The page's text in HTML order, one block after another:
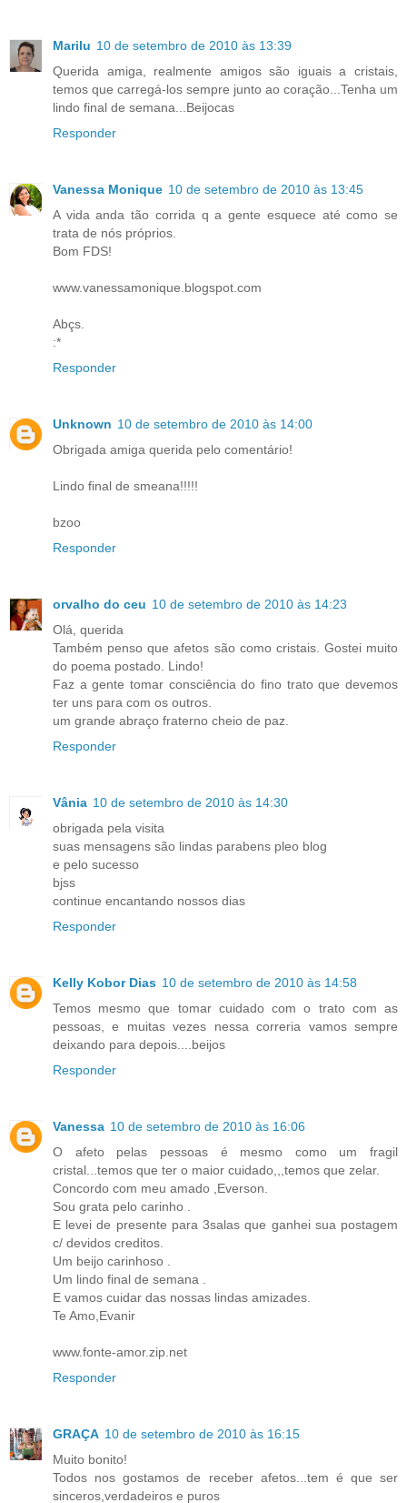
Marilu 10 de setembro de 2010 às 13:39
Querida amiga, realmente amigos são iguais a cristais,
temos que carregá-los sempre junto ao coração...Tenha um
lindo final de semana...Beijocas
Responder
Vanessa Monique 10 de setembro de 2010 às 13:45
A vida anda tão corrida q a gente esquece até como se
trata de nós próprios.
Bom FDS!
www.vanessamonique.blogspot.com
Abçs.
:*
Responder
Unknown 10 de setembro de 2010 às 14:00
Obrigada amiga querida pelo comentário!
Lindo final de smeana!!!!!
bzoo
Responder
orvalho do ceu 10 de setembro de 2010 às 14:23
Olá, querida
Também penso que afetos são como cristais. Gostei muito
do poema postado. Lindo!
Faz a gente tomar consciência do fino trato que devemos
ter uns para com os outros.
um grande abraço fraterno cheio de paz.
Responder
Vânia 10 de setembro de 2010 às 14:30
obrigada pela visita
suas mensagens são lindas parabens pleo blog
e pelo sucesso
bjss
continue encantando nossos dias
Responder
Kelly Kobor Dias 10 de setembro de 2010 às 14:58
Temos mesmo que tomar cuidado com o trato com as
pessoas, e muitas vezes nessa correria vamos sempre
deixando para depois....beijos
Responder
Vanessa 10 de setembro de 2010 às 16:06
O afeto pelas pessoas é mesmo como um fragil
cristal...temos que ter o maior cuidado,,,temos que zelar.
Concordo com meu amado ,Everson.
Sou grata pelo carinho .
E levei de presente para 3salas que ganhei sua postagem
c/ devidos creditos.
Um beijo carinhoso .
Um lindo final de semana .
E vamos cuidar das nossas lindas amizades.
Te Amo,Evanir
www.fonte-amor.zip.net
Responder
GRAÇA 10 de setembro de 2010 às 16:15
Muito bonito!
Todos nos gostamos de receber afetos...tem é que ser
sinceros,verdadeiros e puros